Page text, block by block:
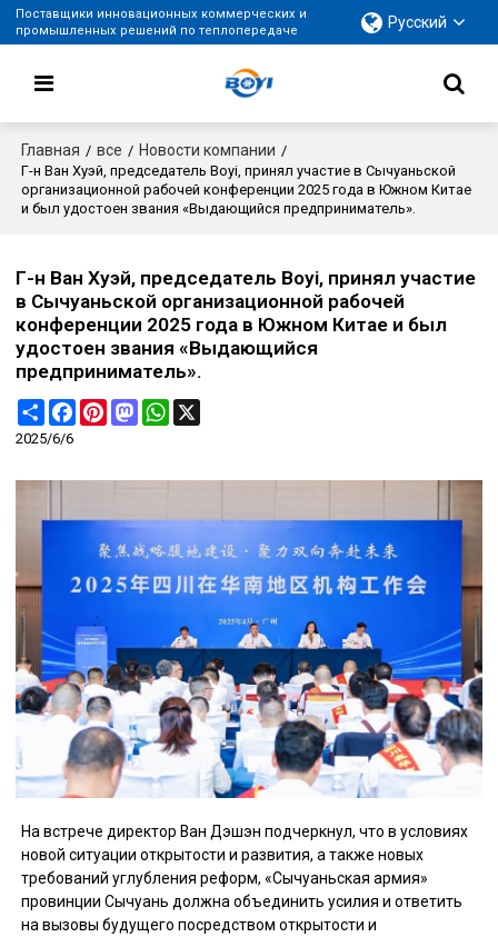
Поставщики инновационных коммерческих и
промышленных решений по теплопередаче
Русский
Главная / все / Новости компании /
Г-н Ван Хуэй, председатель Boyi, принял участие в Сычуаньской
организационной рабочей конференции 2025 года в Южном Китае
и был удостоен звания «Выдающийся предприниматель».
Г-н Ван Хуэй, председатель Boyi, принял участие
в Сычуаньской организационной рабочей
конференции 2025 года в Южном Китае и был
удостоен звания «Выдающийся
предприниматель».
Share FacebookPinterestMastodonWhatsApp
2025/6/6
На встрече директор Ван Дэшэн подчеркнул, что в условиях
новой ситуации открытости и развития, а также новых
требований углубления реформ, «Сычуаньская армия»
провинции Сычуань должна объединить усилия и ответить
на вызовы будущего посредством открытости и